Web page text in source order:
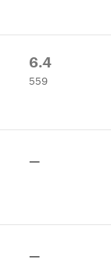
Рейтинг
Кинопоиска
6.4
559
оценок
559
—
—